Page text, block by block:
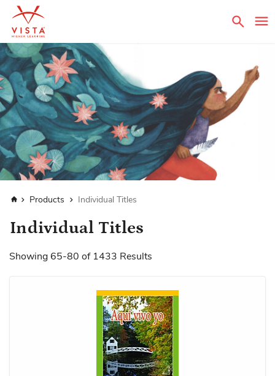
HomeProducts Individual Titles
Individual Titles
Showing 65-80 of 1433 Results